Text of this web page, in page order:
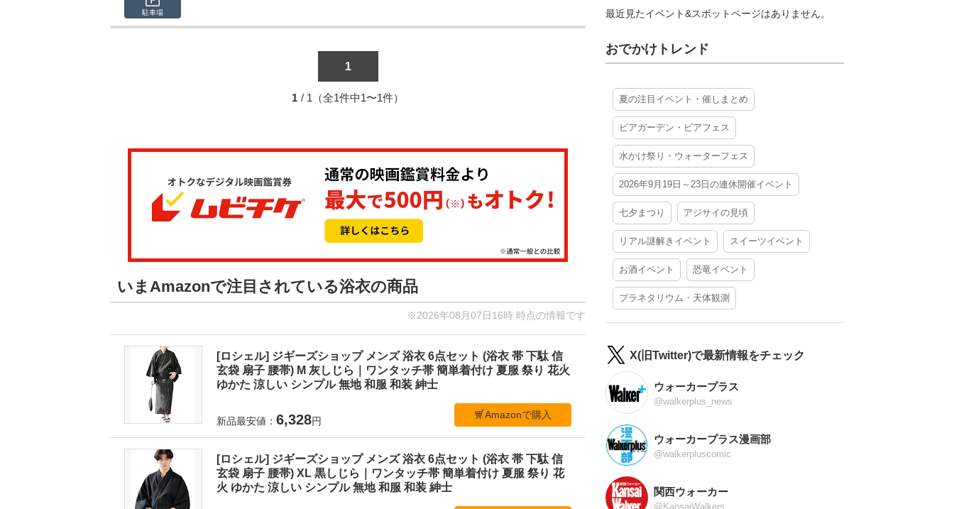
駐車場
1
1 / 1（全1件中1〜1件）
いまAmazonで注目されている浴衣の商品
※2026年08月07日16時 時点の情報です
[ロシェル] ジギーズショップ メンズ 浴衣 6点セット (浴衣 帯 下駄 信
玄袋 扇子 腰帯) M 灰しじら｜ワンタッチ帯 簡単着付け 夏服 祭り 花火
ゆかた 涼しい シンプル 無地 和服 和装 紳士
新品最安値： 6,328円
Amazonで購入
[ロシェル] ジギーズショップ メンズ 浴衣 6点セット (浴衣 帯 下駄 信
玄袋 扇子 腰帯) XL 黒しじら｜ワンタッチ帯 簡単着付け 夏服 祭り 花
火 ゆかた 涼しい シンプル 無地 和服 和装 紳士
最近見たイベント&スポットページはありません。
おでかけトレンド
夏の注目イベント・催しまとめ
ビアガーデン・ビアフェス
水かけ祭り・ウォーターフェス
2026年9月19日～23日の連休開催イベント
七夕まつり アジサイの見頃
リアル謎解きイベント スイーツイベント
お酒イベント 恐竜イベント
プラネタリウム・天体観測
X(旧Twitter)で最新情報をチェック
ウォーカープラス
@walkerplus_news
ウォーカープラス漫画部
@walkerpluscomic
関西ウォーカー
@KansaiWalkers